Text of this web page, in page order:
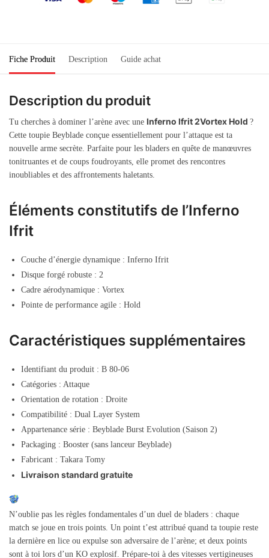
Fiche Produit Description Guide achat
Description du produit
Tu cherches à dominer l’arène avec une Inferno Ifrit 2Vortex Hold ?
Cette toupie Beyblade conçue essentiellement pour l’attaque est ta
nouvelle arme secrète. Parfaite pour les bladers en quête de manœuvres
tonitruantes et de coups foudroyants, elle promet des rencontres
inoubliables et des affrontements haletants.
Éléments constitutifs de l’Inferno
Ifrit
Couche d’énergie dynamique : Inferno Ifrit
Disque forgé robuste : 2
Cadre aérodynamique : Vortex
Pointe de performance agile : Hold
Caractéristiques supplémentaires
Identifiant du produit : B 80-06
Catégories : Attaque
Orientation de rotation : Droite
Compatibilité : Dual Layer System
Appartenance série : Beyblade Burst Evolution (Saison 2)
Packaging : Booster (sans lanceur Beyblade)
Fabricant : Takara Tomy
Livraison standard gratuite
N’oublie pas les règles fondamentales d’un duel de bladers : chaque
match se joue en trois points. Un point t’est attribué quand ta toupie reste
la dernière en lice ou expulse son adversaire de l’arène; et deux points
sont à toi lors d’un KO explosif. Prépare-toi à des vitesses vertigineuses